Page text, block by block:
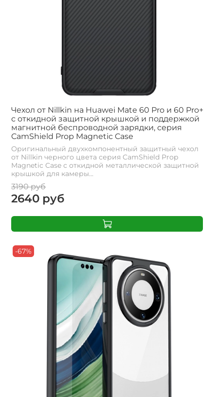
Чехол от Nillkin на Huawei Mate 60 Pro и 60 Pro+
с откидной защитной крышкой и поддержкой
магнитной беспроводной зарядки, серия
CamShield Prop Magnetic Case
Оригинальный двухкомпонентный защитный чехол
от Nillkin черного цвета серия CamShield Prop
Magnetic Case с откидной металлической защитной
крышкой для камеры...
3190 руб
2640 руб
-67%